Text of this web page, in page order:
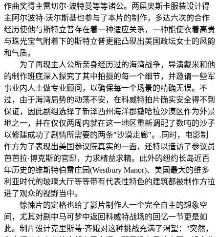
作曲奖得主雷切尔·波特曼等等诸公。两届奥斯卡服装设计得
主阿尔波特·沃尔斯基也参与了本片的制作，多达六次的合作
经历使他与斯特立普存在着一种适应关系，一种能使衣着高贵
与珠光宝气附着下的斯特立普更能凸现出美国政坛女士的风韵
和气质。
为了再现主人公所亲身经历过的海湾战争，导演戴米和他
的制作班底深入探究了其中拍摄的每一个细节，并邀请一些军
事业内人士做专业顾问，以确保每一个场景的精确无误。不
过，由于海湾局势的动荡不安，在科威特拍片确实安全得不到
保证，因此剧组选择了新泽西州海洋郡撒哈拉沙漠区作为外景
地之一，并在仅仅两周内就在这一地区重新调配了数吨的沙子
以修建成功了剧情所需要的两条"沙漠走廊"。.同时，电影制
作方为了表现出美国参议院真实的一面，还特以造访了参议员
芭芭拉·博克斯的官邸，力求精益求精。此外的纽约长岛近百
年历史的维斯特伯雷庄园(Westbury Manor)、美国最大的维多
利亚时代的玻璃大厅等等带有代表性特色的建筑都被制作方拉
进了观众的视野当中。
惊悚片的定格也给了影片制作人一个完全自主的想象空
间，尤其对剧中马可梦中返回科威特战场的回忆一节更是如
此。制片设计克里斯蒂·齐娥对这种挑战充满了渴望："突然，